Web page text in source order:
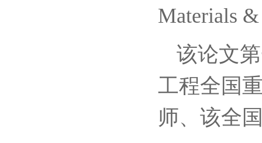
Materials &
该论文
工程全国
师、该全